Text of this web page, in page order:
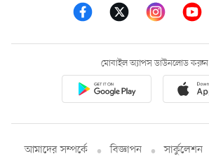
মোবাইল অ্যাপস ডাউনলোড করুন
আমাদের সম্পর্কে বিজ্ঞাপন সার্কুলেশন